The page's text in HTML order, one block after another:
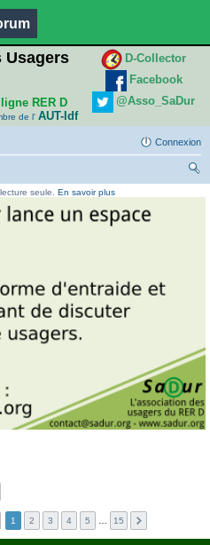
Usagers
RER D
de l' AUT-Idf
D-Collector
Facebook
@Asso_SaDur
Connexion
seule. En savoir plus
1 2 3 4 5 … 15